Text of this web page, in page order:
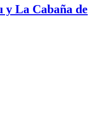
y La Cabaña de